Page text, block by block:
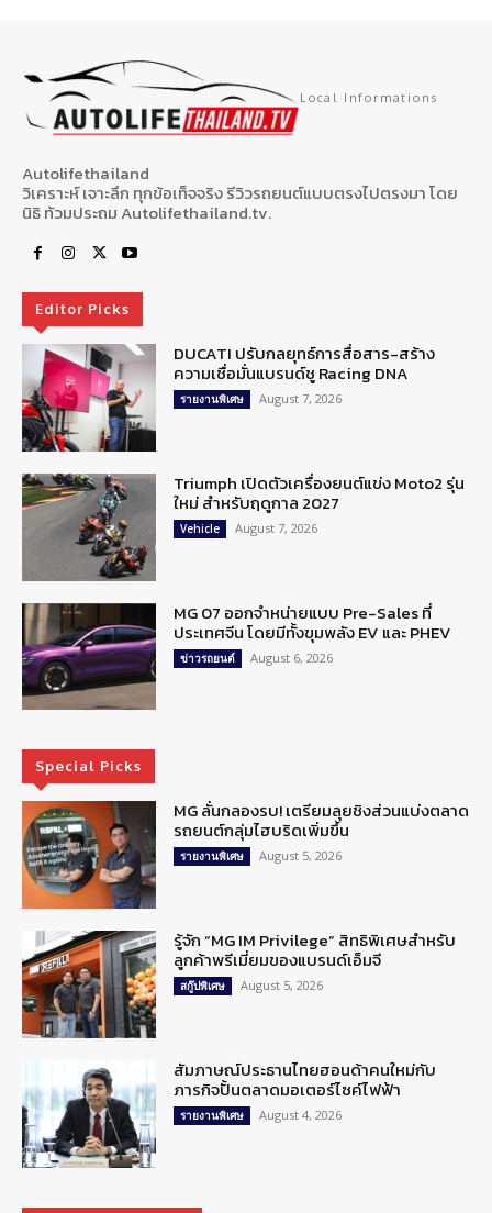
Local Informations
Autolifethailand
วิเคราะห์ เจาะลึก ทุกข้อเท็จจริง รีวิวรถยนต์แบบตรงไปตรงมา โดย
นิธิ ท้วมประถม Autolifethailand.tv.
Editor Picks
DUCATI ปรับกลยุทธ์การสื่อสาร-สร้าง
ความเชื่อมั่นแบรนด์ชู Racing DNA
รายงานพิเศษ August 7, 2026
Triumph เปิดตัวเครื่องยนต์แข่ง Moto2 รุ่น
ใหม่ สำหรับฤดูกาล 2027
Vehicle August 7, 2026
MG 07 ออกจำหน่ายแบบ Pre-Sales ที่
ประเทศจีน โดยมีทั้งขุมพลัง EV และ PHEV
ข่าวรถยนต์ August 6, 2026
Special Picks
MG ลั่นกลองรบ! เตรียมลุยชิงส่วนแบ่งตลาด
รถยนต์กลุ่มไฮบริดเพิ่มขึ้น
รายงานพิเศษ August 5, 2026
รู้จัก “MG IM Privilege” สิทธิพิเศษสำหรับ
ลูกค้าพรีเมี่ยมของแบรนด์เอ็มจี
สกู๊ปพิเศษ August 5, 2026
สัมภาษณ์ประธานไทยฮอนด้าคนใหม่กับ
ภารกิจปั้นตลาดมอเตอร์ไซค์ไฟฟ้า
รายงานพิเศษ August 4, 2026